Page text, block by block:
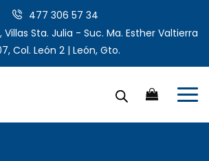
477 306 57 34
Villas Sta. Julia - Suc. Ma. Esther Valtierra
Col. León 2 | León, Gto.